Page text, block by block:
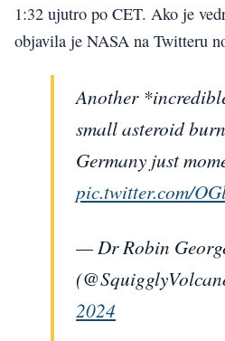
1:32 ujutro po CET. Ako je
objavila je NASA na Twitteru
Another
small asteroid
Germany just
pic.twitter.com/
— Dr Robin
2024